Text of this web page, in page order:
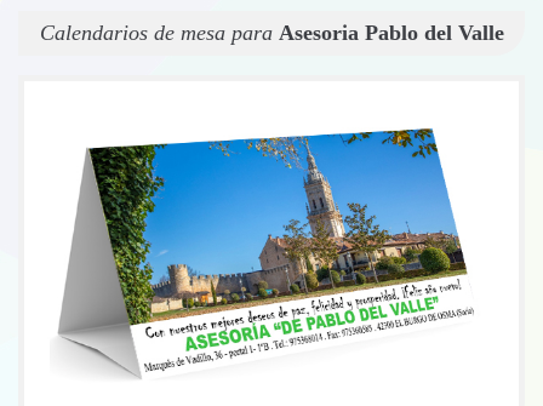
Calendarios de mesa para Asesoria Pablo del Valle